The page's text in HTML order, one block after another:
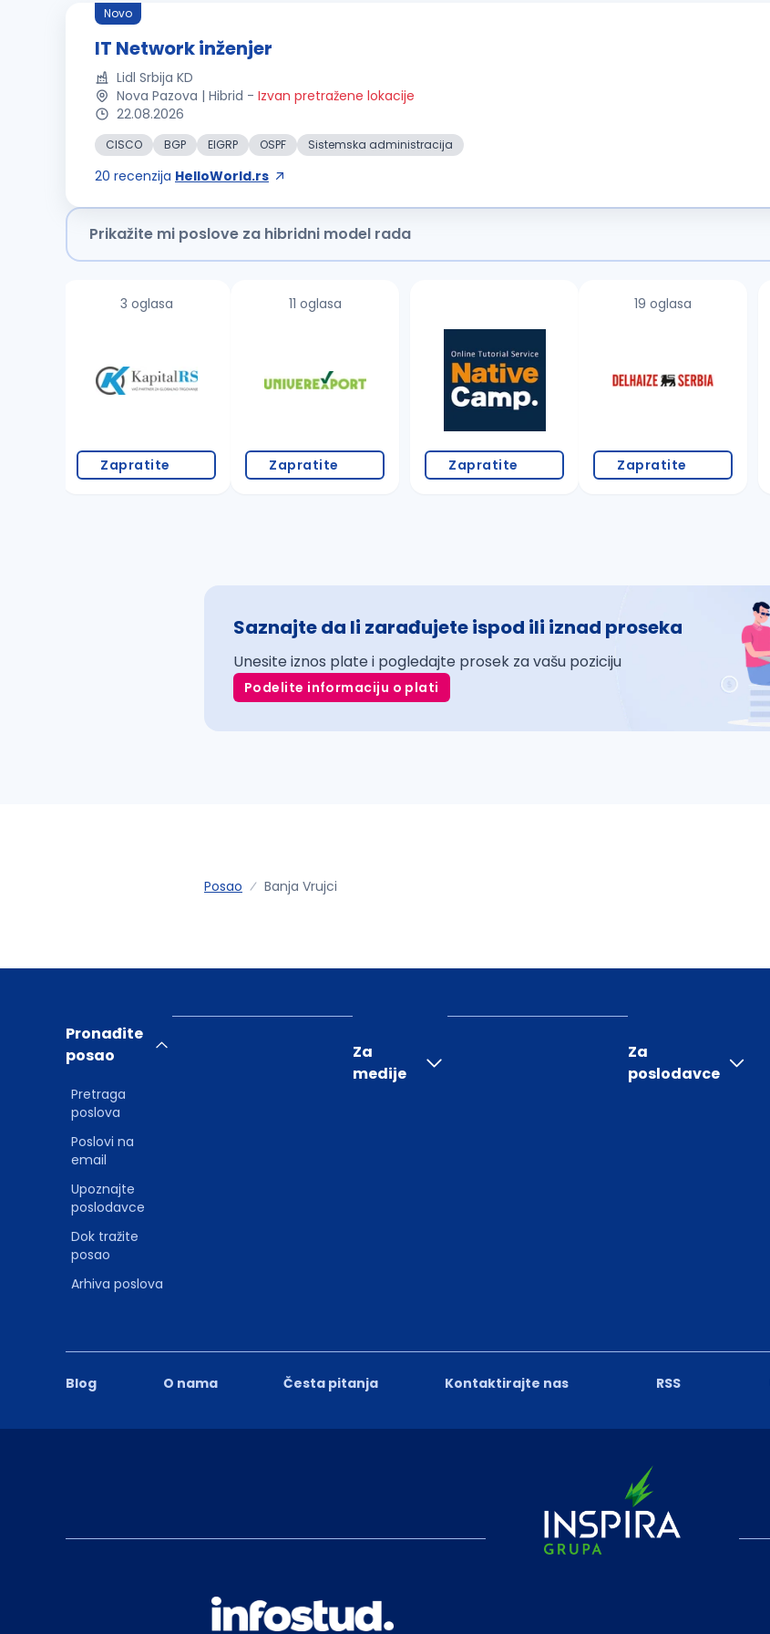
Novo
IT Network inženjer
Lidl Srbija KD
Nova Pazova | Hibrid - Izvan pretražene lokacije
22.08.2026
CISCO BGP EIGRP OSPF Sistemska administracija
20 recenzija HelloWorld.rs
Prikažite mi poslove za hibridni model rada
3 oglasa
Zapratite
11 oglasa
Zapratite Zapratite
19 oglasa
Zapratite
Saznajte da li zarađujete ispod ili iznad proseka
Unesite iznos plate i pogledajte prosek za vašu poziciju
Podelite informaciju o plati
Posao Banja Vrujci
Blog O nama Česta pitanja Kontaktirajte nas RSS
Pronađite
posao
Pretraga
poslova
Poslovi na
email
Upoznajte
poslodavce
Dok tražite
posao
Arhiva poslova
Za
medije
Za
poslodavce